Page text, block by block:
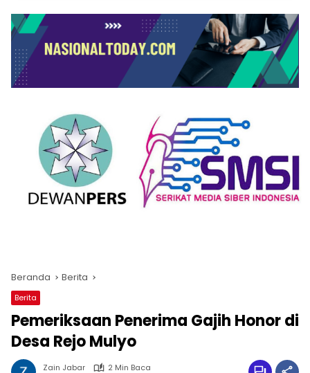
Beranda Berita
Berita
Pemeriksaan Penerima Gajih Honor di
Desa Rejo Mulyo
Zain Jabar
2 Min Baca